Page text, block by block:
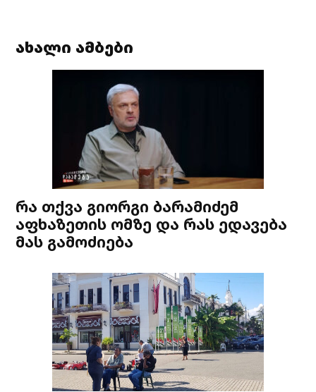
ახალი ამბები
რა თქვა გიორგი ბარამიძემ
აფხაზეთის ომზე და რას ედავება
მას გამოძიება